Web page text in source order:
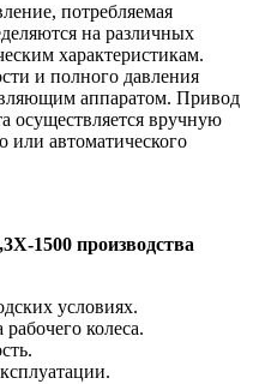
потребляемая
на различных
характеристикам.
и полного давления
аппаратом. Привод
осуществляется вручную
или автоматического
1500 производства
условиях.
колеса.